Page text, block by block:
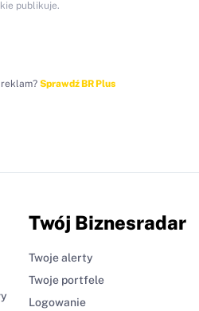
publikuje.
Sprawdź BR Plus
Twój Biznesradar
Twoje alerty
Twoje portfele
Logowanie